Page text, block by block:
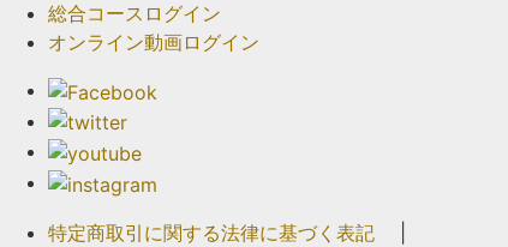
総合コースログイン
オンライン動画ログイン
特定商取引に関する法律に基づく表記